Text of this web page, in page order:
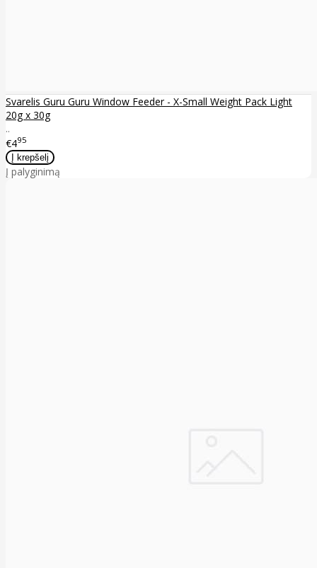
Svarelis Guru Guru Window Feeder - X-Small Weight Pack Light
20g x 30g
..
€495
Į palyginimą